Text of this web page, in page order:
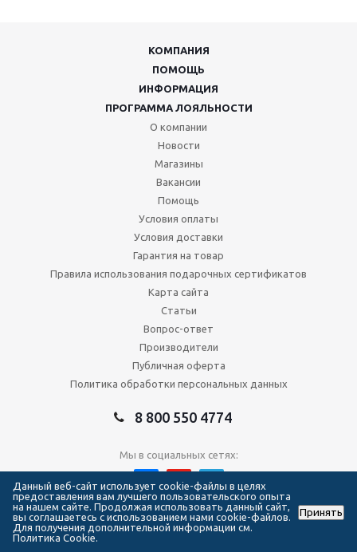
КОМПАНИЯ
ПОМОЩЬ
ИНФОРМАЦИЯ
ПРОГРАММА ЛОЯЛЬНОСТИ
О компании
Новости
Магазины
Вакансии
Помощь
Условия оплаты
Условия доставки
Гарантия на товар
Правила использования подарочных сертификатов
Карта сайта
Статьи
Вопрос-ответ
Производители
Публичная оферта
Политика обработки персональных данных
8 800 550 4774
Мы в социальных сетях:
2026 © Сеть магазинов Forma Hockey
111
Данный веб-сайт использует cookie-файлы в целях
предоставления вам лучшего пользовательского опыта
на нашем сайте. Продолжая использовать данный сайт,
вы соглашаетесь с использованием нами cookie-файлов.
Для получения дополнительной информации см.
Политика Cookie.
Принять